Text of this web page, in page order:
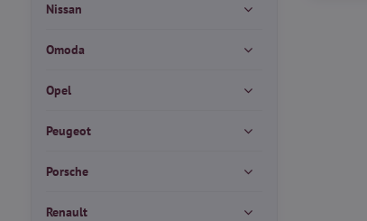
Nissan
Omoda
Opel
Peugeot
Porsche
Renault